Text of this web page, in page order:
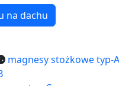
na dachu
magnesy stożkowe typ-A